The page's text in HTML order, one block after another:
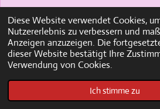
Diese Website verwendet Cookies,
Nutzererlebnis zu verbessern und
Anzeigen anzuzeigen. Die
dieser Website bestätigt Ihre
Verwendung von Cookies.
Ich stimme zu
KI Managerin
PDF – 76,8 KB
1677 Downloads
Pinterest